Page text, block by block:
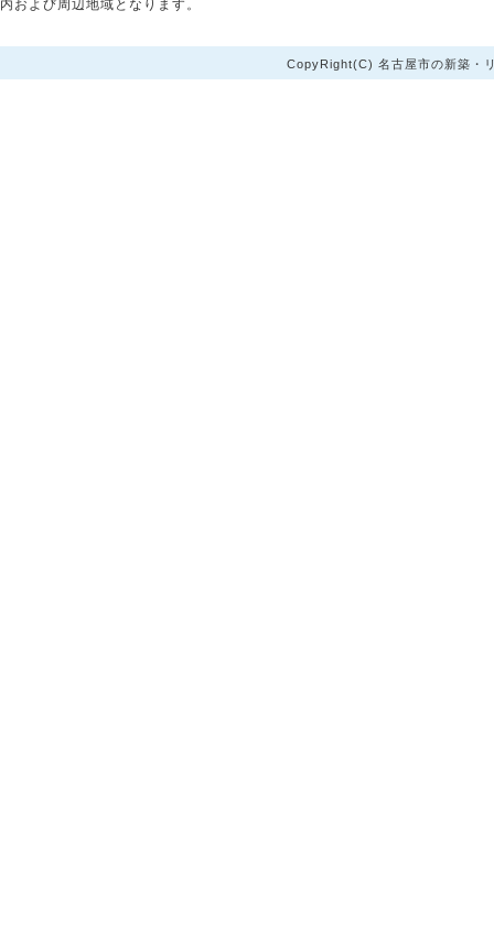
内および周辺地域となります。
CopyRight(C) 名古屋市の新築・